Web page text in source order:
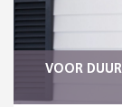
VOOR